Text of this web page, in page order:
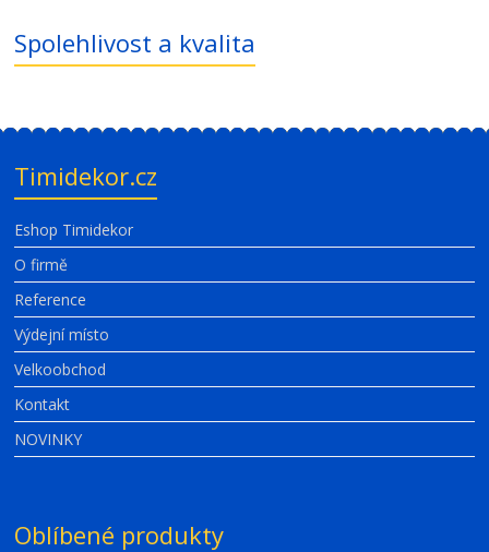
Spolehlivost a kvalita
Timidekor.cz
Eshop Timidekor
O firmě
Reference
Výdejní místo
Velkoobchod
Kontakt
NOVINKY
Oblíbené produkty